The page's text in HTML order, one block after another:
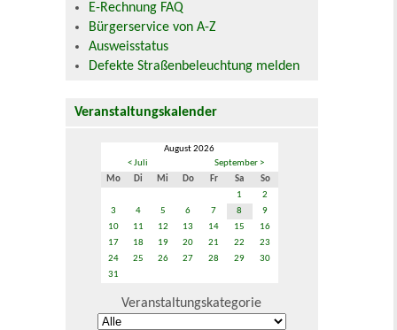
E-Rechnung FAQ
Bürgerservice von A-Z
Ausweisstatus
Defekte Straßenbeleuchtung melden
Veranstaltungskalender
August 2026
< Juli
September >
Mo
Di Mi Do Fr Sa
So
1
2
3
4 5 6 7 8
9
10
11 12 13 14 15
16
17
18 19 20 21 22
23
24
25 26 27 28 29
30
31
Veranstaltungskategorie